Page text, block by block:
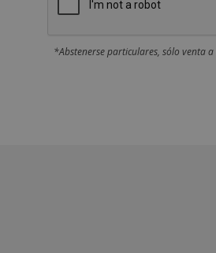
*Abstenerse particulares, sólo venta